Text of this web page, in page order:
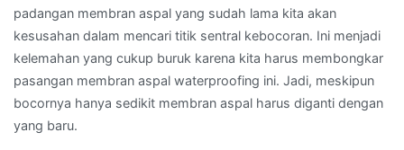
padangan membran aspal yang sudah lama kita akan
kesusahan dalam mencari titik sentral kebocoran. Ini menjadi
kelemahan yang cukup buruk karena kita harus membongkar
pasangan membran aspal waterproofing ini. Jadi, meskipun
bocornya hanya sedikit membran aspal harus diganti dengan
yang baru.